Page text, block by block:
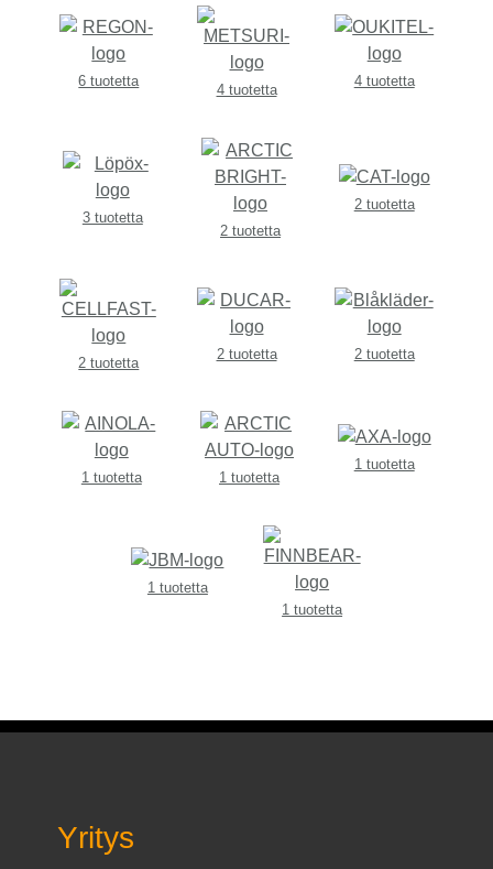
6 tuotetta
4 tuotetta
4 tuotetta
3 tuotetta
2 tuotetta
2 tuotetta
2 tuotetta
2 tuotetta 2 tuotetta
1 tuotetta 1 tuotetta
1 tuotetta
1 tuotetta
1 tuotetta
Yritys